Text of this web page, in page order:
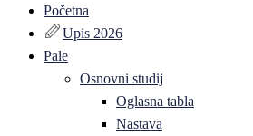
Početna
Upis 2026
Pale
Osnovni studij
Oglasna tabla
Nastava